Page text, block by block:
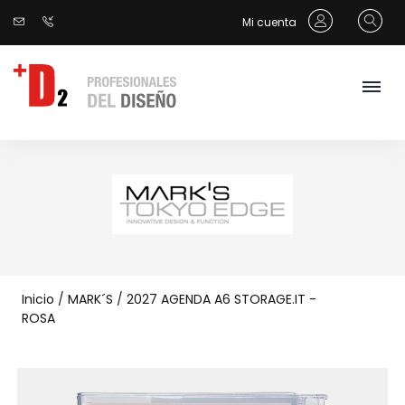
Mi cuenta
Inicio / MARK´S / 2027 AGENDA A6 STORAGE.IT -
ROSA